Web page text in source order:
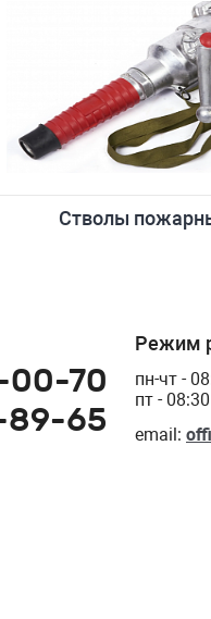
Стволы
00-70
89-65
Режим
пн-чт -
пт -
email: